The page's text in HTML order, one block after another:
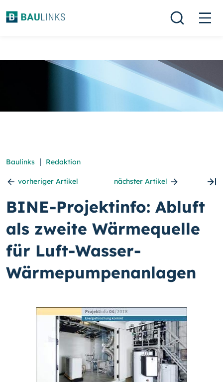
Baulinks | Redaktion
vorheriger Artikel nächster Artikel
BINE-Projektinfo: Abluft
als zweite Wärmequelle
für Luft-Wasser-
Wärmepumpenanlagen